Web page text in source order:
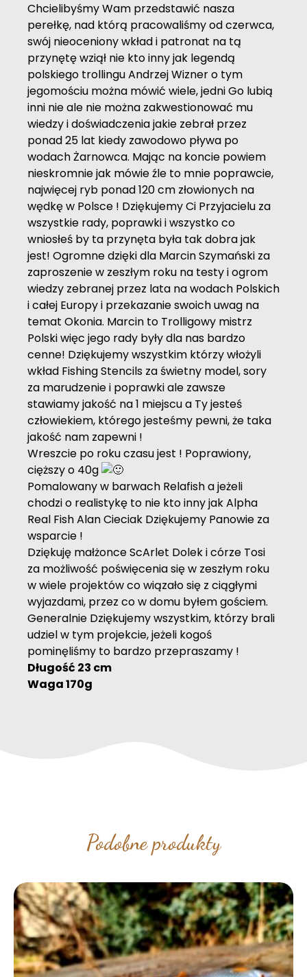
Chcielibyśmy Wam przedstawić nasza
perełkę, nad którą pracowaliśmy od czerwca,
swój nieoceniony wkład i patronat na tą
przynętę wziął nie kto inny jak legendą
polskiego trollinguAndrzej Wiznero tym
jegomościu można mówić wiele, jedni Go lubią
inni nie ale nie można zakwestionować mu
wiedzy i doświadczenia jakie zebrał przez
ponad 25 lat kiedy zawodowo pływa po
wodach Żarnowca. Mając na koncie powiem
nieskromnie jak mówie źle to mnie poprawcie,
najwięcej ryb ponad 120 cm złowionych na
wędkę w Polsce ! Dziękujemy Ci Przyjacielu za
wszystkie rady, poprawki i wszystko co
wniosłeś by ta przynęta była tak dobra jak
jest! Ogromne dzięki dla Marcin Szymański za
zaproszenie w zeszłym roku na testy i ogrom
wiedzy zebranej przez lata na wodach Polskich
i całej Europy i przekazanie swoich uwag na
temat Okonia. Marcin to Trolligowy mistrz
Polski więc jego rady były dla nas bardzo
cenne! Dziękujemy wszystkim którzy włożyli
wkład Fishing Stencils za świetny model, sory
za marudzenie i poprawki ale zawsze
stawiamy jakość na 1 miejscu a Ty jesteś
człowiekiem, którego jesteśmy pewni, że taka
jakość nam zapewni !
Wreszcie po roku czasu jest ! Poprawiony,
cięższy o 40g
Pomalowany w barwach Relafish a jeżeli
chodzi o realistykę to nie kto inny jakAlpha
Real Fish Alan Cieciak Dziękujemy Panowie za
wsparcie !
Dziękuję małżonce ScArlet Dolek i córze Tosi
za możliwość poświęcenia się w zeszłym roku
w wiele projektów co wiązało się z ciągłymi
wyjazdami, przez co w domu byłem gościem.
Generalnie Dziękujemy wszystkim, którzy brali
udziel w tym projekcie, jeżeli kogoś
pominęliśmy to bardzo przepraszamy !
Długość 23 cm
Waga 170g
Podobne produkty